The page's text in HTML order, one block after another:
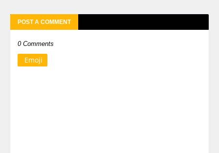
POST A COMMENT
0 Comments
Emoji